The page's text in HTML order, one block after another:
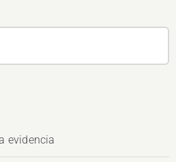
evidencia